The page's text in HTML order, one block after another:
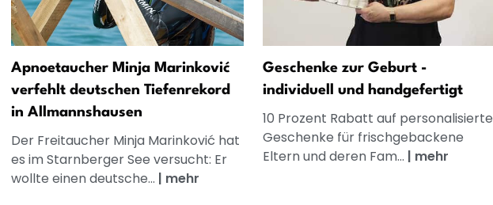
Apnoetaucher Minja Marinković
verfehlt deutschen Tiefenrekord
in Allmannshausen
Der Freitaucher Minja Marinković hat
es im Starnberger See versucht: Er
wollte einen deutsche... | mehr
Geschenke zur Geburt -
individuell und handgefertigt
10 Prozent Rabatt auf personalisierte
Geschenke für frischgebackene
Eltern und deren Fam... | mehr